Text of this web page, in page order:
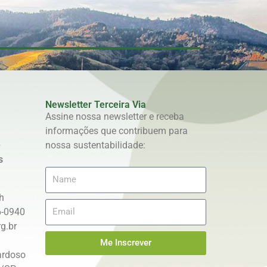
0940
Newsletter Terceira Via
Assine nossa newsletter e receba
informações que contribuem para
nossa sustentabilidade:
Me Inscrever